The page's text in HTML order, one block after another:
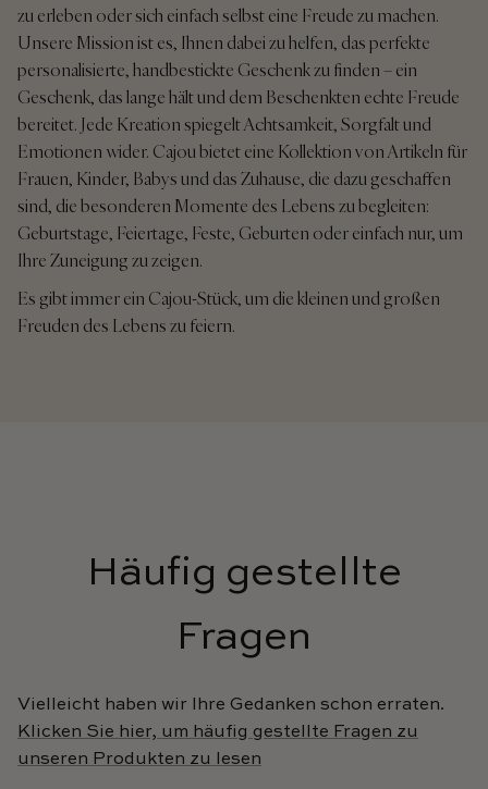
zu erleben oder sich einfach selbst eine Freude zu machen.
Unsere Mission ist es, Ihnen dabei zu helfen, das perfekte
personalisierte, handbestickte Geschenk zu finden – ein
Geschenk, das lange hält und dem Beschenkten echte Freude
bereitet. Jede Kreation spiegelt Achtsamkeit, Sorgfalt und
Emotionen wider. Cajou bietet eine Kollektion von Artikeln für
Frauen, Kinder, Babys und das Zuhause, die dazu geschaffen
sind, die besonderen Momente des Lebens zu begleiten:
Geburtstage, Feiertage, Feste, Geburten oder einfach nur, um
Ihre Zuneigung zu zeigen.
Es gibt immer ein Cajou-Stück, um die kleinen und großen
Freuden des Lebens zu feiern.
Häufig gestellte
Fragen
Vielleicht haben wir Ihre Gedanken schon erraten.
Klicken Sie hier, um häufig gestellte Fragen zu
unseren Produkten zu lesen